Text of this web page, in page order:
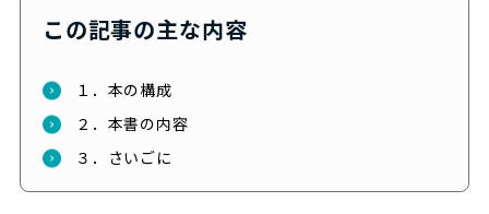
この記事の主な内容
１．本の構成
２．本書の内容
３．さいごに